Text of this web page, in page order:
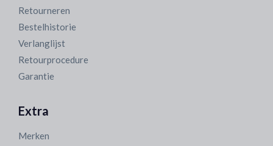
Retourneren
Bestelhistorie
Verlanglijst
Retourprocedure
Garantie
Extra
Merken